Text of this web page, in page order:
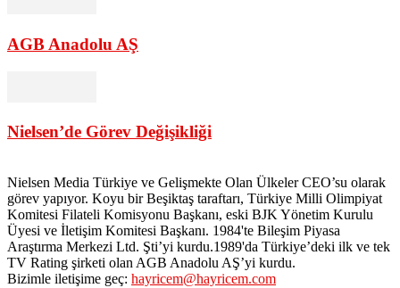
AGB Anadolu AŞ
Nielsen’de Görev Değişikliği
Nielsen Media Türkiye ve Gelişmekte Olan Ülkeler CEO’su olarak
görev yapıyor. Koyu bir Beşiktaş taraftarı, Türkiye Milli Olimpiyat
Komitesi Filateli Komisyonu Başkanı, eski BJK Yönetim Kurulu
Üyesi ve İletişim Komitesi Başkanı. 1984'te Bileşim Piyasa
Araştırma Merkezi Ltd. Şti’yi kurdu.1989'da Türkiye’deki ilk ve tek
TV Rating şirketi olan AGB Anadolu AŞ’yi kurdu.
Bizimle iletişime geç: hayricem@hayricem.com